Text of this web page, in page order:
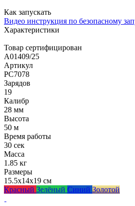
Как запускать
Видео инструкция по безопасному
Характеристики
Товар сертифицирован
A01409/25
Артикул
РС7078
Зарядов
19
Калибр
28 мм
Высота
50 м
Время работы
30 сек
Масса
1.85 кг
Размеры
15.5x14x19 см
Красный Зелёный Синий Золотой